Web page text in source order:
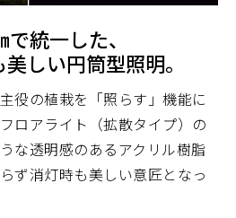
統一した、
しい円筒型照明。
役の植栽を「照らす」機能に
ロアライト（拡散タイプ）の
な透明感のあるアクリル樹脂
ず消灯時も美しい意匠となっ